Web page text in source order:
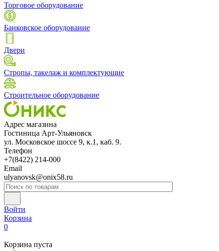
Торговое оборудование
Банковское оборудование
Двери
Стропы, такелаж и комплектующие
Строительное оборудование
Адрес магазина
Гостиница Арт-Ульяновск
ул. Московское шоссе 9, к.1, каб. 9.
Телефон
+7(8422) 214-000
Email
ulyanovsk@onix58.ru
Войти
Корзина
0
Корзина пуста